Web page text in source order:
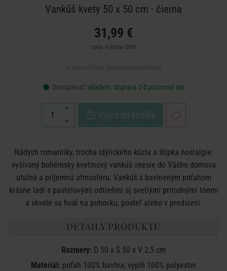
Vankúš kvety 50 x 50 cm - čierna
31,99 €
cena vrátane DPH
Dostupnosť: skladem, doprava 2-5 pracovné dni
Vložiť do košíka
Nádych romantiky, trocha idylického kúzla a štipka nostalgie:
vyšívaný bohémsky kvetinový vankúš vnesie do Vášho domova
útulnú a príjemnú atmosféru. Vankúš s bavlneným poťahom
krásne ladí s pastelovými odtieňmi aj svetlými prírodnými tónmi
a skvele sa hodí na pohovku, posteľ alebo v predsieni.
DETAILY PRODUKTU
Rozmery: D 50 x Š 50 x V 2,5 cm
Materiál:poťah 100% bavlna, výplň 100% polyester